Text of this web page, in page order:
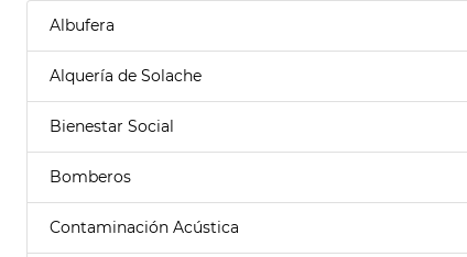
Albufera
Alquería de Solache
Bienestar Social
Bomberos
Contaminación Acústica